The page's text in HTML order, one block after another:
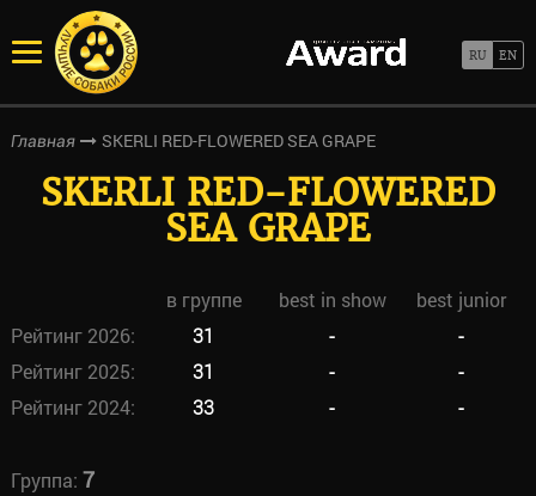
Главная SKERLI RED-FLOWERED SEA GRAPE
SKERLI RED-FLOWERED
SEA GRAPE
в группе best in show
best junior
Рейтинг 2026:
31 -
-
Рейтинг 2025:
31 -
-
Рейтинг 2024:
33 - -
Группа: 7